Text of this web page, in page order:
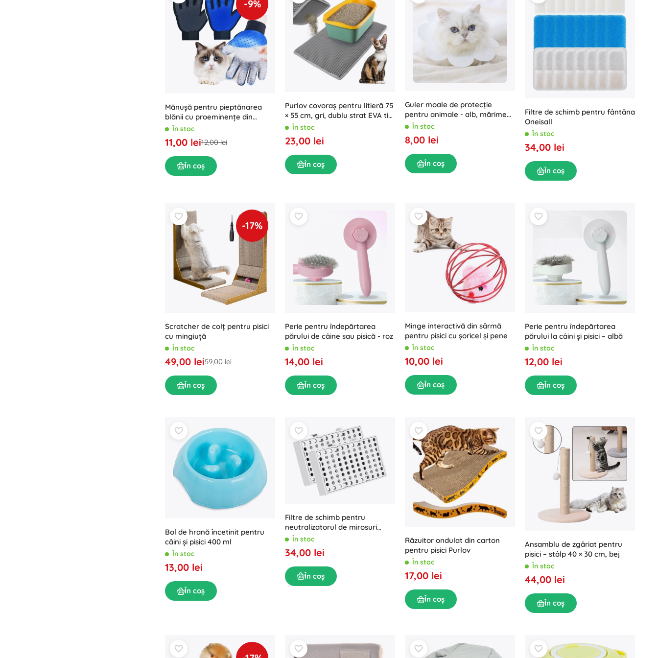
-9%
Mănușă pentru pieptănarea
blănii cu proeminențe din
silicon pentru câini și pisici
În stoc
11,00 lei12,00 lei
În coș
Purlov covoraș pentru litieră 75
× 55 cm, gri, dublu strat EVA tip
fagure
În stoc
23,00 lei
În coș
Guler moale de protecție
pentru animale - alb, mărimea
L În stoc
8,00 lei
În coș
Filtre de schimb pentru fântâna
Oneisall
În stoc
34,00 lei
În coș
-17%
Scratcher de colț pentru pisici
cu mingiuță
În stoc
49,00 lei59,00 lei
În coș
Perie pentru îndepărtarea
părului de câine sau pisică - roz
În stoc
14,00 lei
În coș
Minge interactivă din sârmă
pentru pisici cu șoricel și pene
În stoc
10,00 lei
În coș
Perie pentru îndepărtarea
părului la câini și pisici – albă
În stoc
12,00 lei
În coș
Bol de hrană încetinit pentru
câini și pisici 400 ml
În stoc
13,00 lei
În coș
Filtre de schimb pentru
neutralizatorul de mirosuri
PETKIT Pura Air (2 buc)
În stoc
34,00 lei
În coș
Răzuitor ondulat din carton
pentru pisici Purlov
În stoc
17,00 lei
În coș
Ansamblu de zgâriat pentru
pisici – stâlp 40 × 30 cm, bej
În stoc
44,00 lei
În coș